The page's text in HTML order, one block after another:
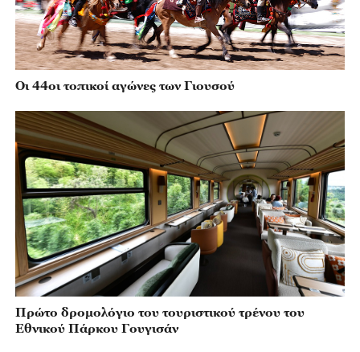
Οι 44οι τοπικοί αγώνες των Γιουσού
Πρώτο δρομολόγιο του τουριστικού τρένου του
Εθνικού Πάρκου Γουγισάν